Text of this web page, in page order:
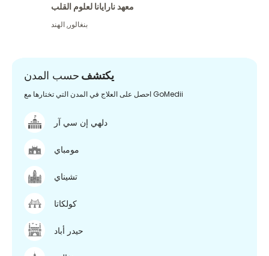
معهد نارايانا لعلوم القلب
بنغالور,الهند
يكتشف حسب المدن
احصل على العلاج في المدن التي تختارها مع GoMedii
دلهي إن سي آر
مومباي
تشيناي
كولكاتا
حيدر أباد